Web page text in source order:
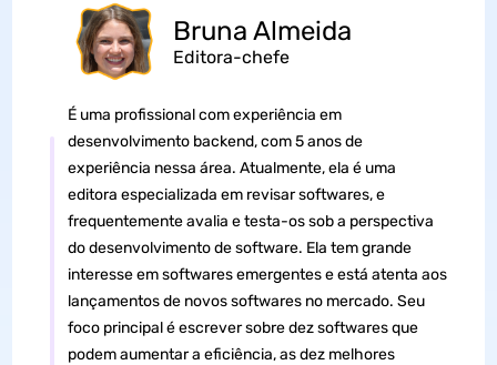
Bruna Almeida
Editora-chefe
É uma profissional com experiência em
desenvolvimento backend, com 5 anos de
experiência nessa área. Atualmente, ela é uma
editora especializada em revisar softwares, e
frequentemente avalia e testa-os sob a perspectiva
do desenvolvimento de software. Ela tem grande
interesse em softwares emergentes e está atenta aos
lançamentos de novos softwares no mercado. Seu
foco principal é escrever sobre dez softwares que
podem aumentar a eficiência, as dez melhores